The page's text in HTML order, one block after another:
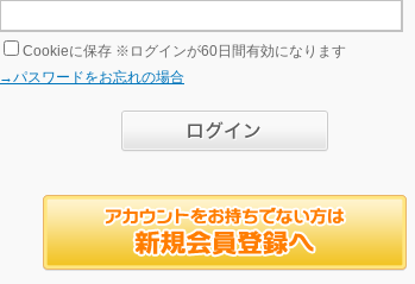
Cookieに保存 ※ログインが60日間有効になります
→パスワードをお忘れの場合